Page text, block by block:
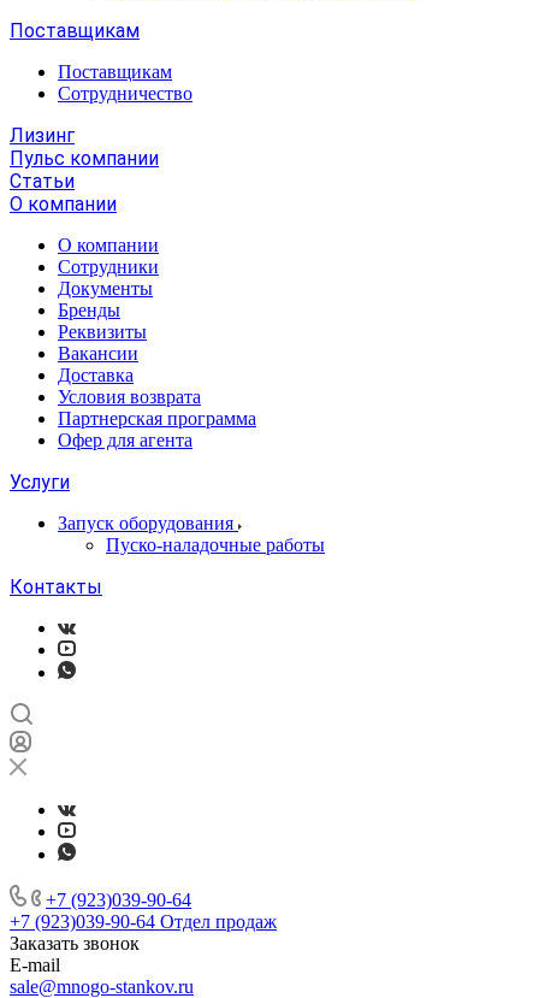
Поставщикам
Поставщикам
Сотрудничество
Лизинг
Пульс компании
Статьи
О компании
О компании
Сотрудники
Документы
Бренды
Реквизиты
Вакансии
Доставка
Условия возврата
Партнерская программа
Офер для агента
Услуги
Запуск оборудования
Пуско-наладочные работы
Контакты
+7 (923)039-90-64
+7 (923)039-90-64 Отдел продаж
Заказать звонок
E-mail
sale@mnogo-stankov.ru